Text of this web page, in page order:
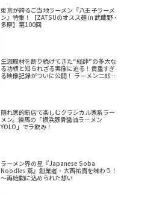
東京が誇るご当地ラーメン『八王子ラーメ
ン』特集！【ZATSUのオスス麺 in 武蔵野・
多摩】第100回
生涯取材を断り続けてきた“総帥”の多大な
る功績と知られざる実像に迫る！貴重すぎ
る映像記録がついに公開！ ラーメン二郎
隠れ家的新店で楽しむクラシカル家系ラー
メン。練馬の「横浜豚骨醤油ラーメン
YOLO」でラ飲み！
ラーメン界の星『Japanese Soba
Noodles 蔦』創業者・大西祐貴を味わう！
～再始動に込められた想い